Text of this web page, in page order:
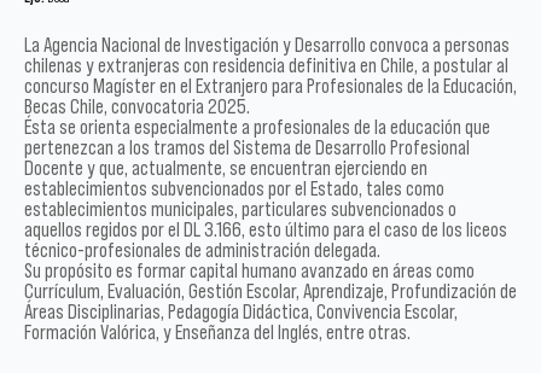
La Agencia Nacional de Investigación y Desarrollo convoca a personas
chilenas y extranjeras con residencia definitiva en Chile, a postular al
concurso Magíster en el Extranjero para Profesionales de la Educación,
Becas Chile, convocatoria 2025.
Ésta se orienta especialmente a profesionales de la educación que
pertenezcan a los tramos del Sistema de Desarrollo Profesional
Docente y que, actualmente, se encuentran ejerciendo en
establecimientos subvencionados por el Estado, tales como
establecimientos municipales, particulares subvencionados o
aquellos regidos por el DL 3.166, esto último para el caso de los liceos
técnico-profesionales de administración delegada.
Su propósito es formar capital humano avanzado en áreas como
Currículum, Evaluación, Gestión Escolar, Aprendizaje, Profundización de
Áreas Disciplinarias, Pedagogía Didáctica, Convivencia Escolar,
Formación Valórica, y Enseñanza del Inglés, entre otras.